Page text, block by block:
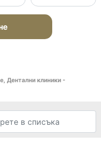
Дентални клиники -